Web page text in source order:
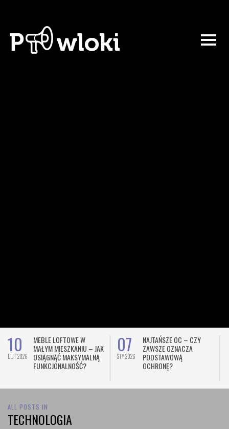
10
LUT 2026
MEBLE LOFTOWE W
MAŁYM MIESZKANIU – JAK
OSIĄGNĄĆ MAKSYMALNĄ
FUNKCJONALNOŚĆ?
07
STY 2026
NAJTAŃSZE OC – CZY
ZAWSZE OZNACZA
PODSTAWOWĄ
OCHRONĘ?
ALL POSTS IN
TECHNOLOGIA